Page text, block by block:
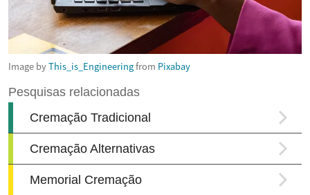
Image byThis_is_Engineeringfrom Pixabay